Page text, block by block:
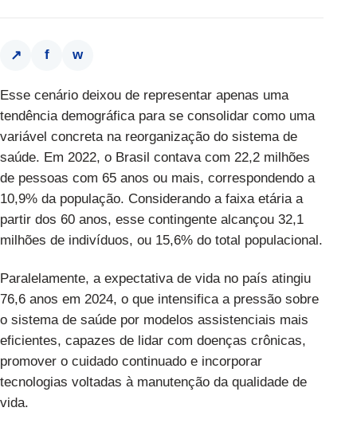
↗ f w
Esse cenário deixou de representar apenas uma
tendência demográfica para se consolidar como uma
variável concreta na reorganização do sistema de
saúde. Em 2022, o Brasil contava com 22,2 milhões
de pessoas com 65 anos ou mais, correspondendo a
10,9% da população. Considerando a faixa etária a
partir dos 60 anos, esse contingente alcançou 32,1
milhões de indivíduos, ou 15,6% do total populacional.
Paralelamente, a expectativa de vida no país atingiu
76,6 anos em 2024, o que intensifica a pressão sobre
o sistema de saúde por modelos assistenciais mais
eficientes, capazes de lidar com doenças crônicas,
promover o cuidado continuado e incorporar
tecnologias voltadas à manutenção da qualidade de
vida.